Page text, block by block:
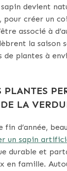
devient
pour créer un
associé à
la saison
de plantes à
PLANTES
LA
fin d’année,
un sapin
durable et
en famille.